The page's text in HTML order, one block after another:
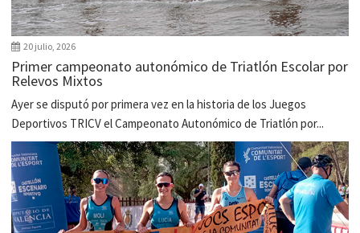
20 julio, 2026
Primer campeonato autonómico de Triatlón Escolar por
Relevos Mixtos
Ayer se disputó por primera vez en la historia de los Juegos
Deportivos TRICV el Campeonato Autonómico de Triatlón por...